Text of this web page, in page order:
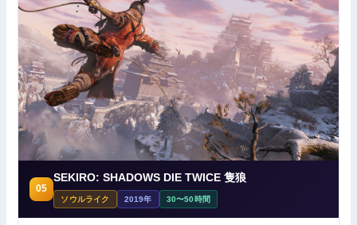
05
SEKIRO: SHADOWS DIE TWICE 隻狼
ソウルライク 2019年 30〜50時間